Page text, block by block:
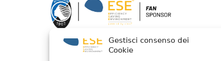
Gestisci consenso dei
Cookie